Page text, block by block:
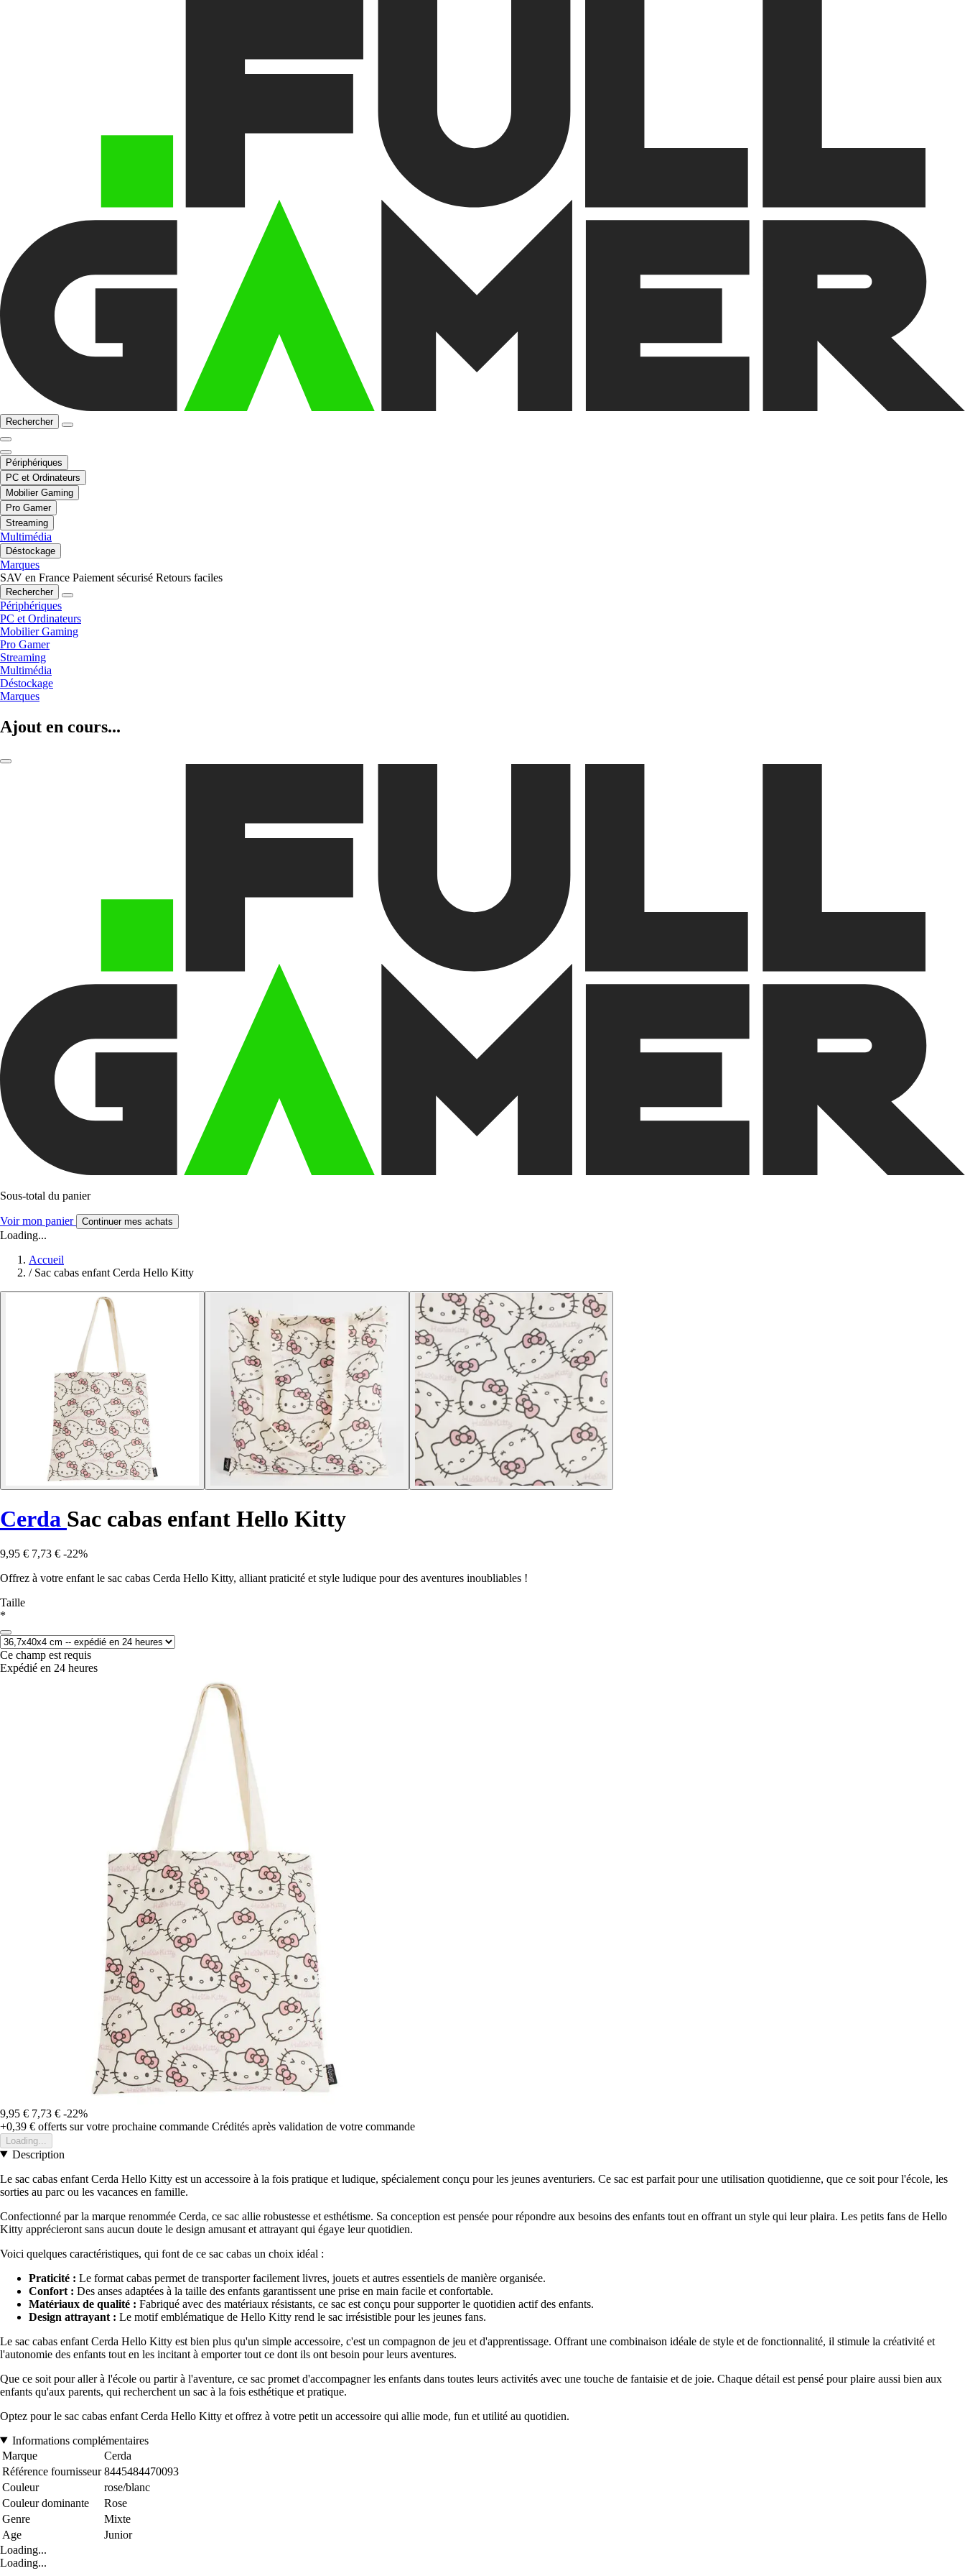
Rechercher
Périphériques
PC et Ordinateurs
Mobilier Gaming
Pro Gamer
Streaming
Multimédia
Déstockage
Marques
SAV en France Paiement sécurisé Retours faciles
Rechercher
Périphériques
PC et Ordinateurs
Mobilier Gaming
Pro Gamer
Streaming
Multimédia
Déstockage
Marques
Ajout en cours...
Sous-total du panier
Voir mon panier Continuer mes achats
Loading...
Accueil
/ Sac cabas enfant Cerda Hello Kitty
Cerda Sac cabas enfant Hello Kitty
9,95 € 7,73 € -22%
Offrez à votre enfant le sac cabas Cerda Hello Kitty, alliant praticité et style ludique pour des aventures inoubliables !
Taille
*
Ce champ est requis
Expédié en 24 heures
9,95 € 7,73 € -22%
+0,39 € offerts sur votre prochaine commande Crédités après validation de votre commande
Loading...
Description
Le sac cabas enfant Cerda Hello Kitty est un accessoire à la fois pratique et ludique, spécialement conçu pour les jeunes aventuriers. Ce sac est parfait pour une utilisation quotidienne, que ce soit pour l'école, les
sorties au parc ou les vacances en famille.
Confectionné par la marque renommée Cerda, ce sac allie robustesse et esthétisme. Sa conception est pensée pour répondre aux besoins des enfants tout en offrant un style qui leur plaira. Les petits fans de Hello
Kitty apprécieront sans aucun doute le design amusant et attrayant qui égaye leur quotidien.
Voici quelques caractéristiques, qui font de ce sac cabas un choix idéal :
Praticité : Le format cabas permet de transporter facilement livres, jouets et autres essentiels de manière organisée.
Confort : Des anses adaptées à la taille des enfants garantissent une prise en main facile et confortable.
Matériaux de qualité : Fabriqué avec des matériaux résistants, ce sac est conçu pour supporter le quotidien actif des enfants.
Design attrayant : Le motif emblématique de Hello Kitty rend le sac irrésistible pour les jeunes fans.
Le sac cabas enfant Cerda Hello Kitty est bien plus qu'un simple accessoire, c'est un compagnon de jeu et d'apprentissage. Offrant une combinaison idéale de style et de fonctionnalité, il stimule la créativité et
l'autonomie des enfants tout en les incitant à emporter tout ce dont ils ont besoin pour leurs aventures.
Que ce soit pour aller à l'école ou partir à l'aventure, ce sac promet d'accompagner les enfants dans toutes leurs activités avec une touche de fantaisie et de joie. Chaque détail est pensé pour plaire aussi bien aux
enfants qu'aux parents, qui recherchent un sac à la fois esthétique et pratique.
Optez pour le sac cabas enfant Cerda Hello Kitty et offrez à votre petit un accessoire qui allie mode, fun et utilité au quotidien.
Informations complémentaires
Marque
Cerda
Référence fournisseur 8445484470093
Couleur
rose/blanc
Couleur dominante
Rose
Genre
Mixte
Age
Junior
Loading...
Loading...